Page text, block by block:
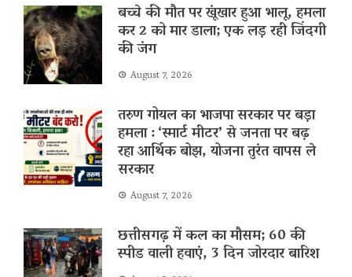
बच्चे की मौत पर खूंखार हुआ भालू, हमला
कर 2 को मार डाला; एक लड़ रही जिंदगी
की जंग
August 7, 2026
तरुण गोयल का भाजपा सरकार पर बड़ा
हमला : ‘स्मार्ट मीटर’ से जनता पर बढ़
रहा आर्थिक बोझ, योजना तुरंत वापस ले
सरकार
August 7, 2026
छत्तीसगढ़ में कल का मौसम; 60 की
स्पीड वाली हवाएं, 3 दिन जोरदार बारिश